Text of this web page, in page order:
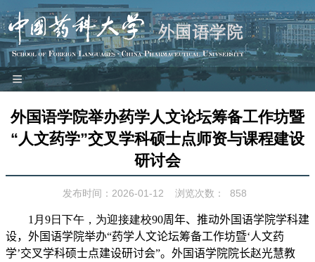
≡
本院概况
教学科研
党建工作
团学园地
工会之家
外国语学院举办药学人文论坛筹备工作坊暨
“人文药学”交叉学科硕士点师资与课程建设
研讨会
发布时间：2026-01-12 浏览次数： 858
1 月 9日下午，为迎接建校90周年、推动外国语学院学科建
设，外国语学院举办“药学人文论坛筹备工作坊暨‘人文药
学’交叉学科硕士点建设研讨会”。外国语学院院长赵光慧教